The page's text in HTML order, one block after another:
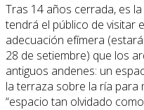
Tras 14 años cerrada, es
tendrá el público de visitar
adecuación efímera
28 de setiembre) que los
antiguos andenes: un
la terraza sobre la ría para
“espacio tan olvidado